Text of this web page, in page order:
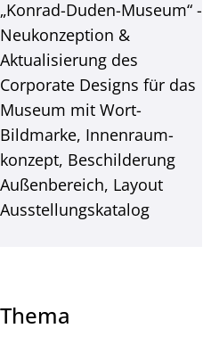
„Konrad-Duden-Museum“ -
Neukonzeption &
Aktualisierung des
Corporate Designs für das
Museum mit Wort-
Bildmarke, Innenraum-
konzept, Beschilderung
Außenbereich, Layout
Ausstellungskatalog